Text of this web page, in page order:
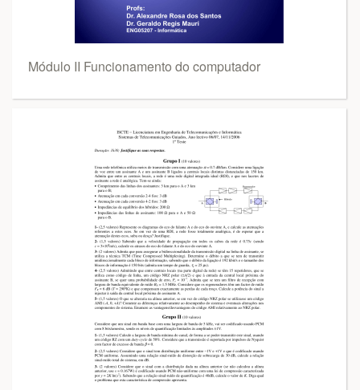
Módulo II Funcionamento do computador